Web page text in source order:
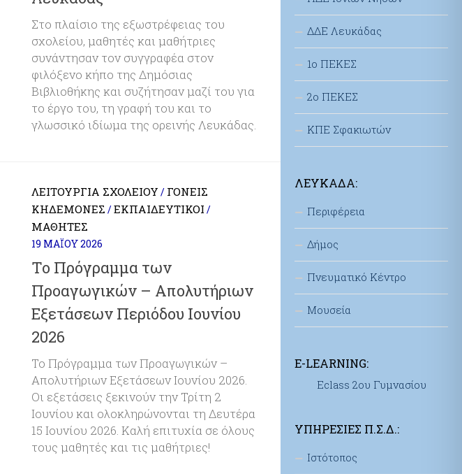
Στο πλαίσιο της εξωστρέφειας του
σχολείου, μαθητές και μαθήτριες
συνάντησαν τον συγγραφέα στον
φιλόξενο κήπο της Δημόσιας
Βιβλιοθήκης και συζήτησαν μαζί του για
το έργο του, τη γραφή του και το
γλωσσικό ιδίωμα της ορεινής Λευκάδας.
ΛΕΙΤΟΥΡΓΊΑ ΣΧΟΛΕΊΟΥ / ΓΟΝΕΊΣ
ΚΗΔΕΜΌΝΕΣ /ΕΚΠΑΙΔΕΥΤΙΚΟΊ /
ΜΑΘΗΤΈΣ
19 ΜΑΪ́ΟΥ 2026
Το Πρόγραμμα των
Προαγωγικών – Απολυτήριων
Εξετάσεων Περιόδου Ιουνίου
2026
Το Πρόγραμμα των Προαγωγικών –
Απολυτήριων Εξετάσεων Ιουνίου 2026.
Οι εξετάσεις ξεκινούν την Τρίτη 2
Ιουνίου και ολοκληρώνονται τη Δευτέρα
15 Ιουνίου 2026. Καλή επιτυχία σε όλους
τους μαθητές και τις μαθήτριες!
ΔΔΕ Λευκάδας
1ο ΠΕΚΕΣ
2ο ΠΕΚΕΣ
ΚΠΕ Σφακιωτών
ΛΕΥΚΆΔΑ:
Περιφέρεια
Δήμος
Πνευματικό Κέντρο
Μουσεία
E-LEARNING:
Eclass 2ου Γυμνασίου
ΥΠΗΡΕΣΊΕΣ Π.Σ.Δ.:
Ιστότοπος